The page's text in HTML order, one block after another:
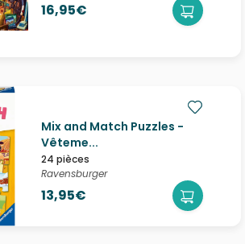
16,95€
Mix and Match Puzzles -
Vêteme...
24 pièces
Ravensburger
13,95€